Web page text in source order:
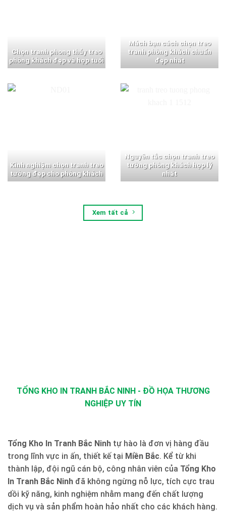
Chọn tranh phong thủy treo
phòng khách đẹp và hợp tuổi
Mách bạn cách chọn treo
tranh phòng khách chuẩn
đẹp nhất
Kinh nghiệm chọn tranh treo
tường đẹp cho phòng khách
Nguyên tắc chọn tranh treo
tường phòng khách hợp lý
nhất
Xem tất cả
TỔNG KHO IN TRANH BẮC NINH - ĐỒ HỌA THƯƠNG
NGHIỆP UY TÍN
Tổng Kho In Tranh Bắc Ninh tự hào là đơn vị hàng đầu
trong lĩnh vực in ấn, thiết kế tại Miền Bắc. Kể từ khi
thành lập, đội ngũ cán bộ, công nhân viên của Tổng Kho
In Tranh Bắc Ninh đã không ngừng nỗ lực, tích cực trau
dồi kỹ năng, kinh nghiệm nhằm mang đến chất lượng
dịch vụ và sản phẩm hoàn hảo nhất cho các khách hàng.